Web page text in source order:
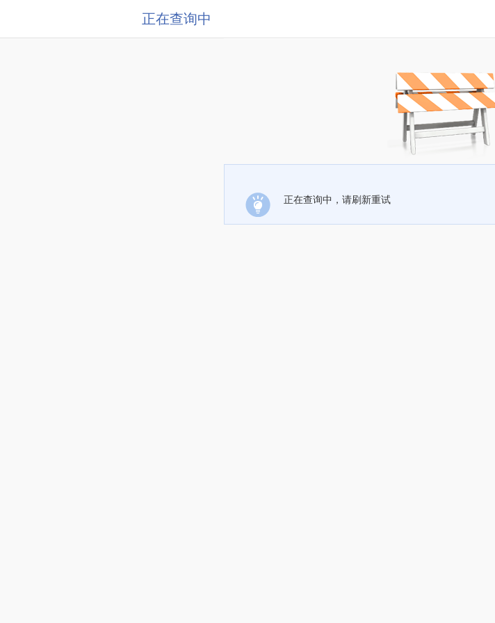
正在查询中
正在查询中，请刷新重试